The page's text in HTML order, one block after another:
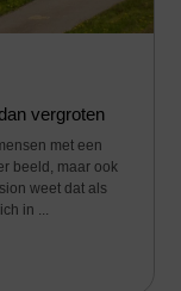
vergroten
met een
beeld, maar ook
weet dat als
in ...